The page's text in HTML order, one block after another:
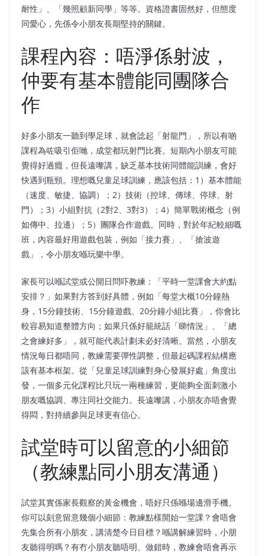
耐性」、「幾照顧新同學」等等。資格證書固然好，但態度
同愛心，先係令小朋友長期堅持的關鍵。
課程內容：唔淨係射波，
仲要有基本體能同團隊合
作
好多小朋友一聽到學足球，就會諗起「射龍門」，所以有啲
課程為咗吸引佢哋，成堂都玩射門比賽。短期內小朋友可能
覺得好過癮，但長遠嚟講，缺乏基本技術同體能訓練，會好
快遇到瓶頸。理想嘅兒童足球訓練，應該包括：1）基本體能
（速度、敏捷、協調）；2）技術（控球、傳球、停球、射
門）；3）小組對抗（2對2、3對3）；4）簡單戰術概念（例
如傳中、拉邊）；5）團隊合作遊戲。同時，對於年紀較細嘅
班，內容最好用遊戲包裝，例如「接力賽」、「搶波遊
戲」，令小朋友喺玩樂中學。
家長可以喺試堂或公開日問吓教練：「平時一堂課會大約點
安排？」如果對方答到好具體，例如「每堂大概10分鐘熱
身，15分鐘技術、15分鐘遊戲、20分鐘小組比賽」，你會比
較容易知道整體方向；如果只係好籠統話「睇情況」、「總
之會練好多」，就可能代表計劃未必好清晰。當然，小朋友
情況每日都唔同，教練需要彈性調整，但最起碼課程結構應
該有基本框架。從「兒童足球訓練對身心發展好處」角度出
發，一個多元化課程比只玩一兩種練習，更能夠全面刺激小
朋友嘅協調、專注同社交能力。長遠嚟講，小朋友亦唔會覺
得悶，對持續參與足球更有信心。
試堂時可以留意的小細節
（教練點同小朋友溝通）
試堂其實係家長觀察的黃金機會，唔好只係喺場邊滑手機。
你可以刻意留意幾個小細節：教練點樣開始一堂課？會唔會
先集合所有小朋友，講清楚今日目標？喺講解練習時，小朋
友聽得明嗎？有冇小朋友聽唔明、做錯時，教練會唔會再示